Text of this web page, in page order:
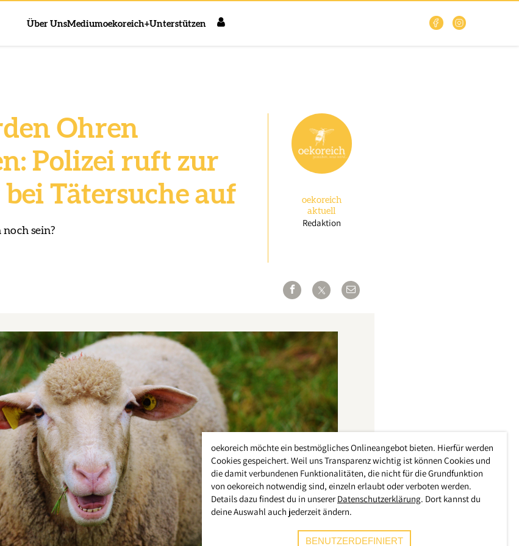
Über UnsMediumoekoreich+Unterstützen
Ohren
Polizei ruft zur
Tätersuche auf
sein?
oekoreich
aktuell
Redaktion
oekoreich möchte ein bestmögliches Onlineangebot bieten. Hierfür werden
Cookies gespeichert. Weil uns Transparenz wichtig ist können Cookies und
die damit verbundenen Funktionalitäten, die nicht für die Grundfunktion
von oekoreich notwendig sind, einzeln erlaubt oder verboten werden.
Details dazu findest du in unserer Datenschutzerklärung. Dort kannst du
deine Auswahl auch jederzeit ändern.
BENUTZERDEFINIERT